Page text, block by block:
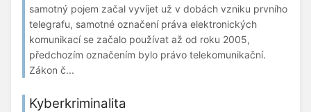
samotný pojem začal vyvíjet už v dobách vzniku prvního
telegrafu, samotné označení práva elektronických
komunikací se začalo používat až od roku 2005,
předchozím označením bylo právo telekomunikační.
Zákon č...
Kyberkriminalita